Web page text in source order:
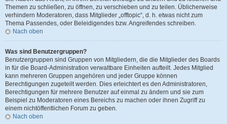
Themen zu schließen, zu öffnen, zu verschieben und zu teilen. Üblicherweise
verhindern Moderatoren, dass Mitglieder „offtopic“, d. h. etwas nicht zum
Thema Passendes, oder Beleidigendes bzw. Angreifendes schreiben.
Nach oben
Was sind Benutzergruppen?
Benutzergruppen sind Gruppen von Mitgliedern, die die Mitglieder des Boards
in für die Board-Administration verwaltbare Einheiten aufteilt. Jedes Mitglied
kann mehreren Gruppen angehören und jeder Gruppe können
Berechtigungen zugeteilt werden. Dies erleichtert es den Administratoren,
Berechtigungen für mehrere Benutzer auf einmal zu ändern und sie zum
Beispiel zu Moderatoren eines Bereichs zu machen oder ihnen Zugriff zu
einem nichtöffentlichen Forum zu geben.
Nach oben